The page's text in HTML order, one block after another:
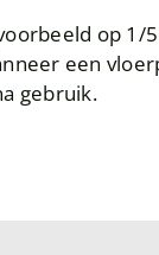
op 1/
een
gebruik.